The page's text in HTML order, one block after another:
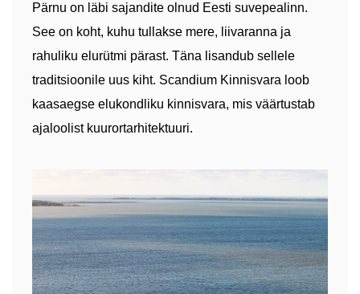
Pärnu on läbi sajandite olnud Eesti suvepealinn.
See on koht, kuhu tullakse mere, liivaranna ja
rahuliku elurütmi pärast. Täna lisandub sellele
traditsioonile uus kiht. Scandium Kinnisvara loob
kaasaegse elukondliku kinnisvara, mis väärtustab
ajaloolist kuurortarhitektuuri.